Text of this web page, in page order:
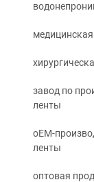
завод по
ленты
oEM-
ленты
оптовая